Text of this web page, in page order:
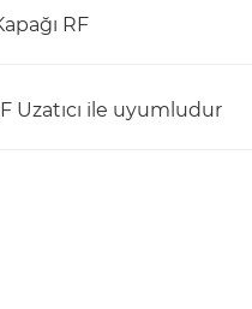
RF
Uzatıcı ile uyumludur